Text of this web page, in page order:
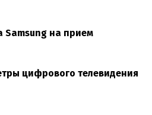
Samsung на прием